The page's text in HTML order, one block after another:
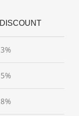
DISCOUNT
3%
5%
8%